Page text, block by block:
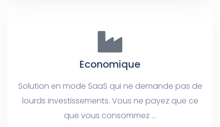
Economique
Solution en mode SaaS qui ne demande pas de
lourds investissements. Vous ne payez que ce
que vous consommez …